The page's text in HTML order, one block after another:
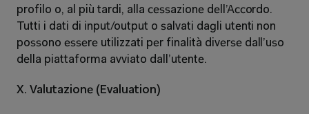
profilo o, al più tardi, alla cessazione dell’Accordo.
Tutti i dati di input/output o salvati dagli utenti non
possono essere utilizzati per finalità diverse dall’uso
della piattaforma avviato dall’utente.
X. Valutazione (Evaluation)